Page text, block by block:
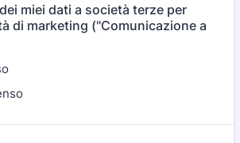
miei dati a società terze per
di marketing ("Comunicazione a